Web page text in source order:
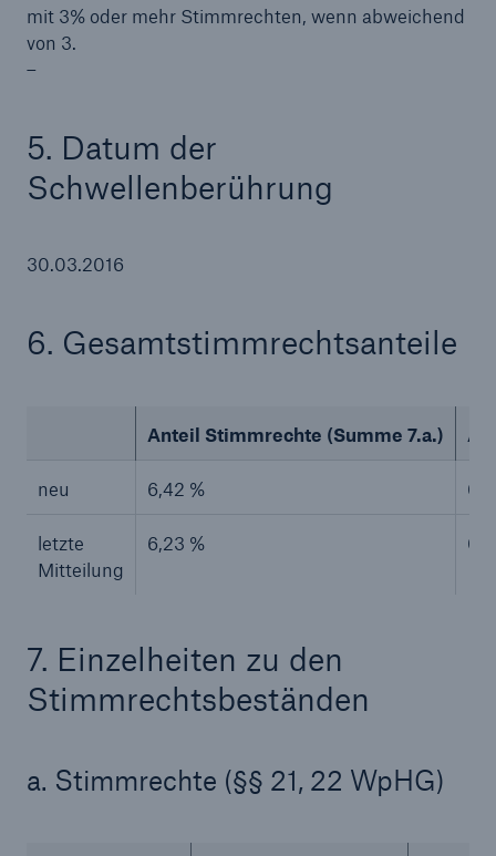
mit 3% oder mehr Stimmrechten, wenn abweichend
von 3.
–
5. Datum der
Schwellenberührung
30.03.2016
6. Gesamtstimmrechtsanteile
Anteil Stimmrechte (Summe 7.a.)
neu 6,42 %
letzte
Mitteilung
6,23 %
7. Einzelheiten zu den
Stimmrechtsbeständen
a. Stimmrechte (§§ 21, 22 WpHG)
Lösungen
CLARA reduziert die Wartezeit bis zur
Versicherung bis zu